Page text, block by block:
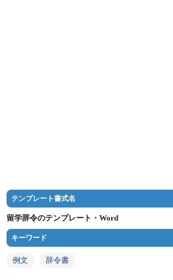
テンプレート書式名
留学辞令のテンプレート・Word
キーワード
例文 辞令書